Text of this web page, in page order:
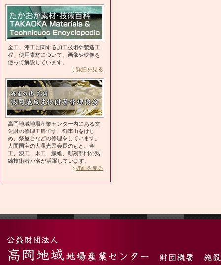
金工、漆工に関する加工技術や製造工
程、使用素材について、画像や映像を
使って解説しています。
詳細を見る
高岡地域地場産業センター内にある文
化財の修理工房です。御車山をはじ
め、祭屋台などの修理をしています。
人間国宝の大澤光民会長のもと、金
工、漆工、木工、繊維、彫刻部門の熟
練技術者77名が活躍しています。
詳細を見る